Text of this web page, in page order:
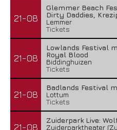
21-08
Glemmer Beach
Dirty Daddies,
Lemmer
Tickets
21-08
Lowlands Festival
Royal Blood
Biddinghuizen
Tickets
21-08
Badlands Festival
Lottum
Tickets
21-08
Zuiderpark Live:
Zuiderparktheater